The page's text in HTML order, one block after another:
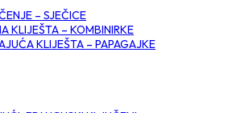
– SJEČICE
KLIJEŠTA – KOMBINIRKE
KLIJEŠTA – PAPAGAJKE